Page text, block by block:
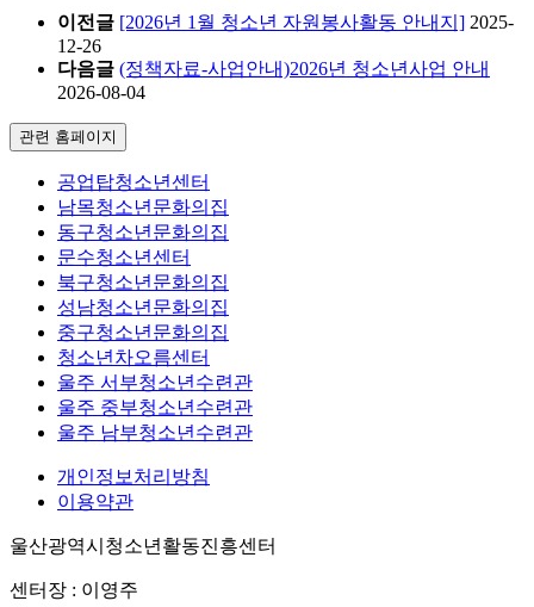
이전글 [2026년 1월 청소년 자원봉사활동 안내지] 2025-
12-26
다음글 (정책자료-사업안내)2026년 청소년사업 안내
2026-08-04
관련 홈페이지
공업탑청소년센터
남목청소년문화의집
동구청소년문화의집
문수청소년센터
북구청소년문화의집
성남청소년문화의집
중구청소년문화의집
청소년차오름센터
울주 서부청소년수련관
울주 중부청소년수련관
울주 남부청소년수련관
개인정보처리방침
이용약관
울산광역시청소년활동진흥센터
센터장 : 이영주